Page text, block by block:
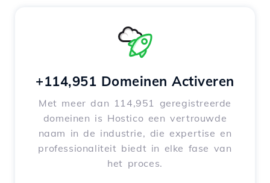
+114,951 Domeinen Activeren
Met meer dan 114,951 geregistreerde
domeinen is Hostico een vertrouwde
naam in de industrie, die expertise en
professionaliteit biedt in elke fase van
het proces.